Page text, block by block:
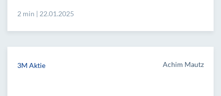
2 min | 22.01.2025
3M Aktie Achim Mautz